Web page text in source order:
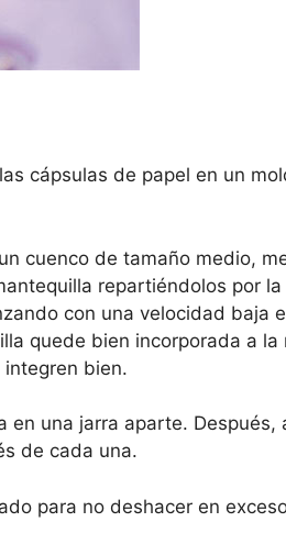
cápsulas de papel en un
cuenco de tamaño medio,
repartiéndolos por
con una velocidad baja
quede bien incorporada a la
bien.
en una jarra aparte. Después,
de cada una.
para no deshacer en